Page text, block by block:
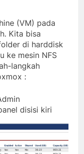
(VM) pada
Kita bisa
di harddisk
ke mesin NFS
langkah
:
disisi kiri